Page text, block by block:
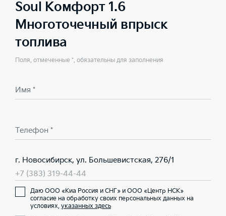
Soul Комфорт 1.6
Многоточечный впрыск
топлива
Поля, отмеченные *, обязательны для заполнения
Имя *
Телефон *
г. Новосибирск, ул. Большевистская, 276/1
+7 (383) 319-44-44
Даю ООО «Киа Россия и СНГ» и ООО «Центр НСК»
согласие на обработку своих персональных данных на
условиях, указанных здесь